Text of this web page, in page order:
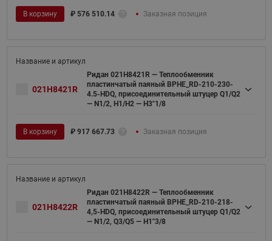
В корзину ₽ 576 510.14 Заказная позиция
021H8421R
Ридан 021H8421R — Теплообменник
пластинчатый паяный BPHE_RD-210-230-
4.5-HDQ, присоединительный штуцер Q1/Q2
— N1/2, H1/H2 — H3"1/8
В корзину ₽ 917 667.73 Заказная позиция
021H8422R
Ридан 021H8422R — Теплообменник
пластинчатый паяный BPHE_RD-210-218-
4,5-HDQ, присоединительный штуцер Q1/Q2
— N1/2, Q3/Q5 — H1"3/8